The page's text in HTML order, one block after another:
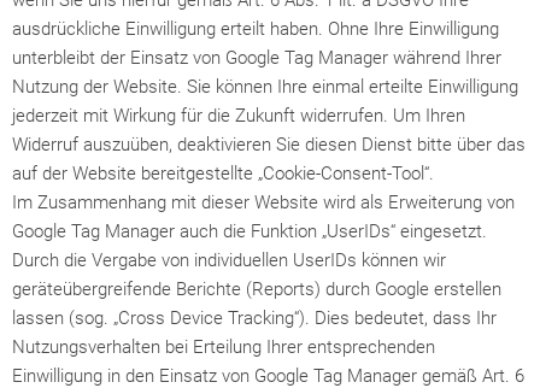
ausdrückliche Einwilligung erteilt haben. Ohne Ihre Einwilligung
unterbleibt der Einsatz von Google Tag Manager während Ihrer
Nutzung der Website. Sie können Ihre einmal erteilte Einwilligung
jederzeit mit Wirkung für die Zukunft widerrufen. Um Ihren
Widerruf auszuüben, deaktivieren Sie diesen Dienst bitte über das
auf der Website bereitgestellte „Cookie-Consent-Tool“.
Im Zusammenhang mit dieser Website wird als Erweiterung von
Google Tag Manager auch die Funktion „UserIDs“ eingesetzt.
Durch die Vergabe von individuellen UserIDs können wir
geräteübergreifende Berichte (Reports) durch Google erstellen
lassen (sog. „Cross Device Tracking“). Dies bedeutet, dass Ihr
Nutzungsverhalten bei Erteilung Ihrer entsprechenden
Einwilligung in den Einsatz von Google Tag Manager gemäß Art. 6